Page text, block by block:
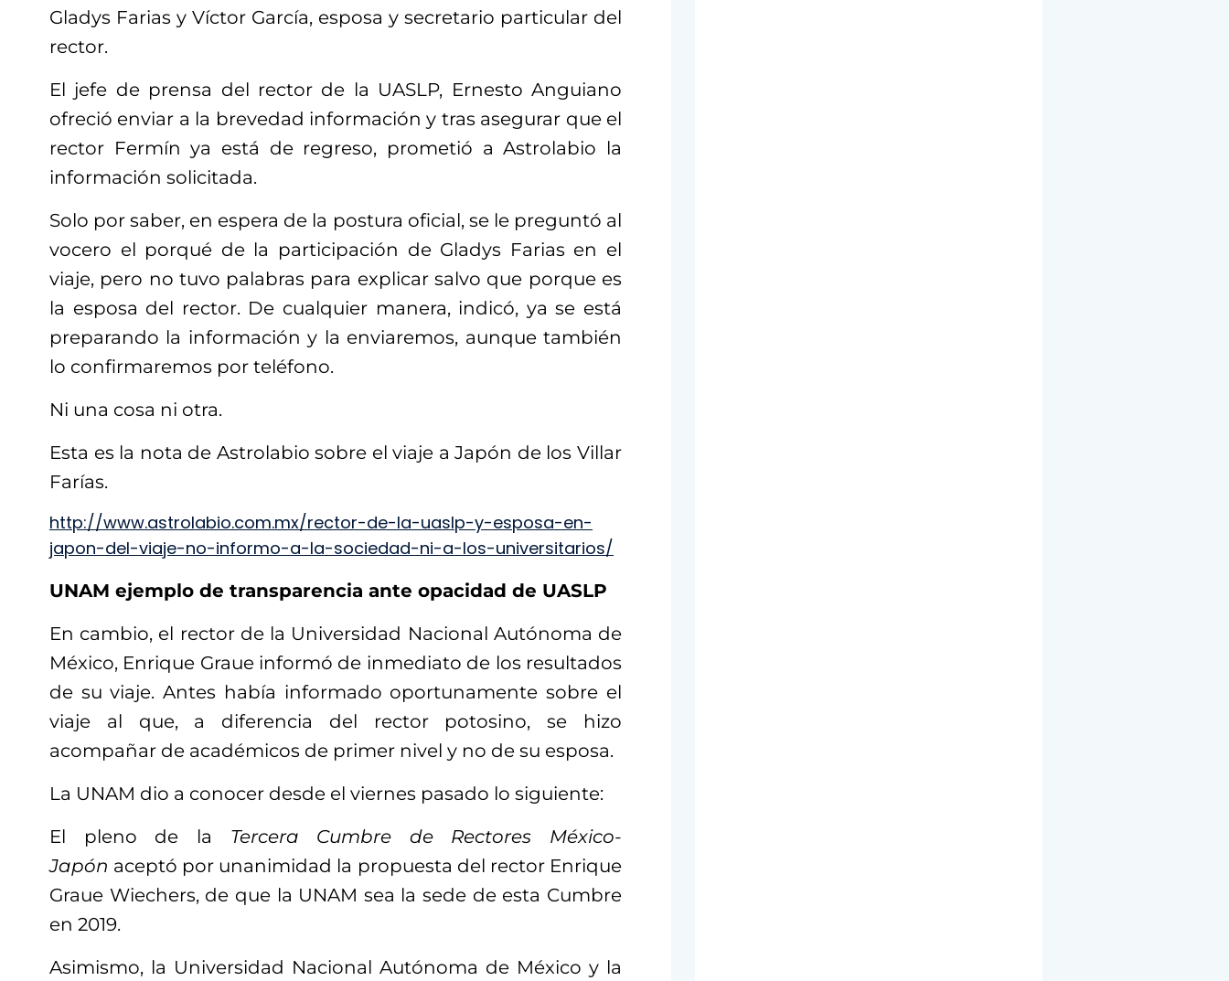
Gladys Farias y Víctor García, esposa y secretario particular del
rector.
El jefe de prensa del rector de la UASLP, Ernesto Anguiano
ofreció enviar a la brevedad información y tras asegurar que el
rector Fermín ya está de regreso, prometió a Astrolabio la
información solicitada.
Solo por saber, en espera de la postura oficial, se le preguntó al
vocero el porqué de la participación de Gladys Farias en el
viaje, pero no tuvo palabras para explicar salvo que porque es
la esposa del rector. De cualquier manera, indicó, ya se está
preparando la información y la enviaremos, aunque también
lo confirmaremos por teléfono.
Ni una cosa ni otra.
Esta es la nota de Astrolabio sobre el viaje a Japón de los Villar
Farías.
http://www.astrolabio.com.mx/rector-de-la-uaslp-y-esposa-en-
japon-del-viaje-no-informo-a-la-sociedad-ni-a-los-universitarios/
UNAM ejemplo de transparencia ante opacidad de UASLP
En cambio, el rector de la Universidad Nacional Autónoma de
México, Enrique Graue informó de inmediato de los resultados
de su viaje. Antes había informado oportunamente sobre el
viaje al que, a diferencia del rector potosino, se hizo
acompañar de académicos de primer nivel y no de su esposa.
La UNAM dio a conocer desde el viernes pasado lo siguiente:
El pleno de la Tercera Cumbre de Rectores México-
Japón aceptó por unanimidad la propuesta del rector Enrique
Graue Wiechers, de que la UNAM sea la sede de esta Cumbre
en 2019.
Asimismo, la Universidad Nacional Autónoma de México y la